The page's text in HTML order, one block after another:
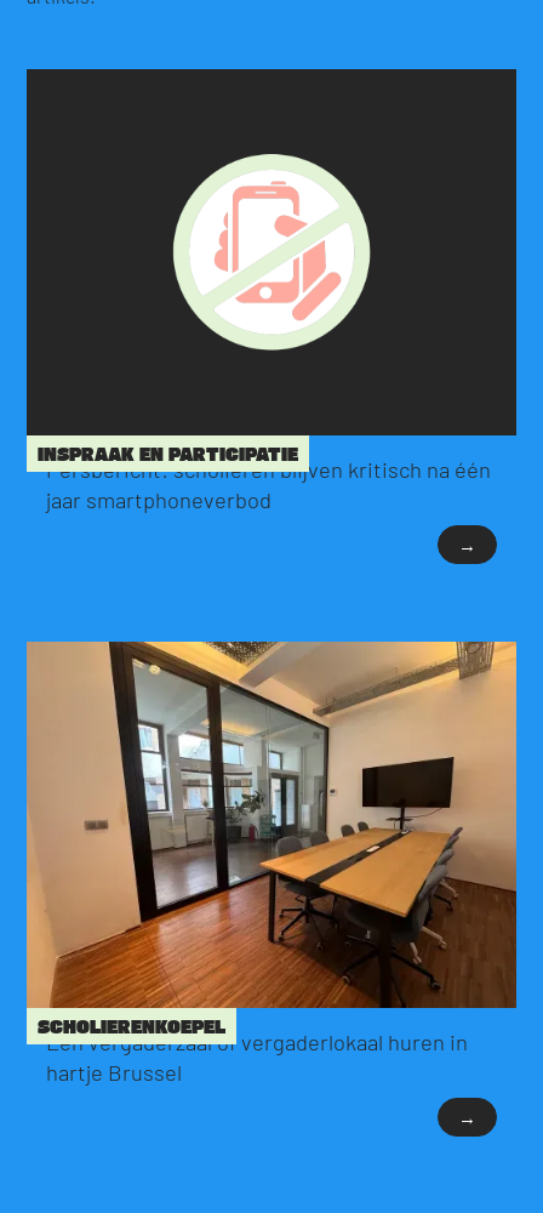
INSPRAAK EN PARTICIPATIE
Persbericht: scholieren blijven kritisch na één
jaar smartphoneverbod
→
SCHOLIERENKOEPEL
Een vergaderzaal of vergaderlokaal huren in
hartje Brussel
→